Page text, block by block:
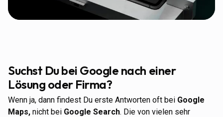
Suchst Du bei Google nach einer
Lösung oder Firma?
Wenn ja, dann findest Du erste Antworten oft bei Google
Maps, nicht bei Google Search. Die von vielen sehr